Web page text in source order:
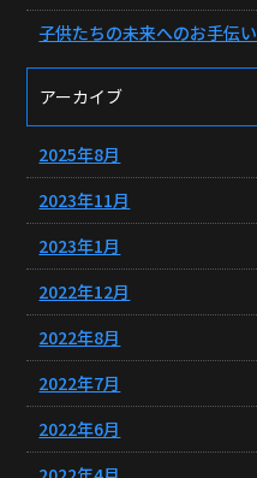
子供たちの未来へのお手伝い
アーカイブ
2025年8月
2023年11月
2023年1月
2022年12月
2022年8月
2022年7月
2022年6月